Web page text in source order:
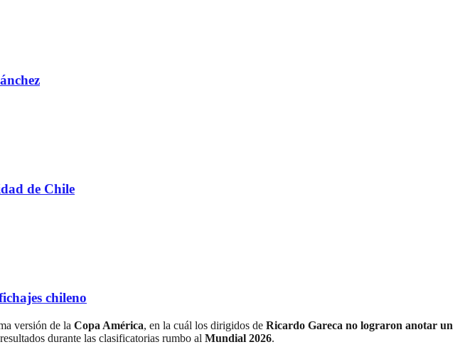
de Chile
chileno
versión de la Copa América, en la cuál los dirigidos de Ricardo Gareca no lograron anotar un
durante las clasificatorias rumbo al Mundial 2026.